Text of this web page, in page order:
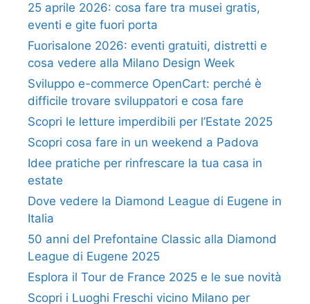
25 aprile 2026: cosa fare tra musei gratis,
eventi e gite fuori porta
Fuorisalone 2026: eventi gratuiti, distretti e
cosa vedere alla Milano Design Week
Sviluppo e-commerce OpenCart: perché è
difficile trovare sviluppatori e cosa fare
Scopri le letture imperdibili per l’Estate 2025
Scopri cosa fare in un weekend a Padova
Idee pratiche per rinfrescare la tua casa in
estate
Dove vedere la Diamond League di Eugene in
Italia
50 anni del Prefontaine Classic alla Diamond
League di Eugene 2025
Esplora il Tour de France 2025 e le sue novità
Scopri i Luoghi Freschi vicino Milano per